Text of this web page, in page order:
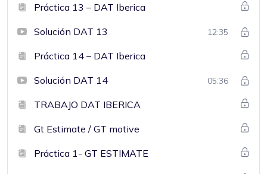
Práctica 13 – DAT Iberica
Solución DAT 13 12:35
Práctica 14 – DAT Iberica
Solución DAT 14 05:36
TRABAJO DAT IBERICA
Gt Estimate / GT motive
Práctica 1- GT ESTIMATE